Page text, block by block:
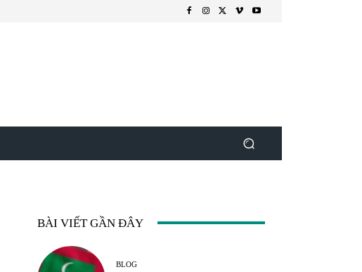
BÀI VIẾT GẦN ĐÂY
BLOG